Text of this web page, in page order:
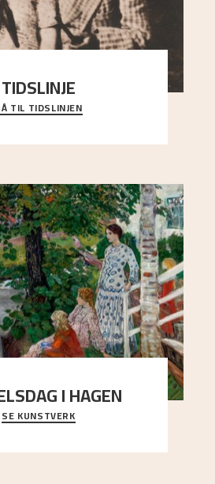
TIDSLINJE
Astrups liv, kunstnerskap og
interaktiv presentasjon.
TIL TIDSLINJEN
I HAGEN
er samlet under de store
i prestegårdshagen...
SE KUNSTVERK